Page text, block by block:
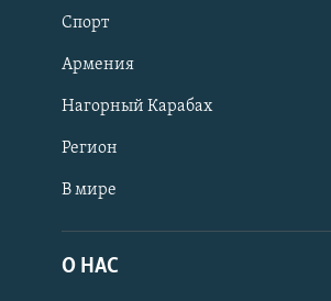
Спорт
Армения
Нагорный Карабах
Регион
В мире
О НАС